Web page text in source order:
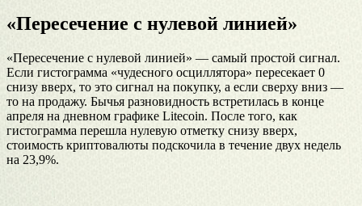
«Пересечение с нулевой линией»
«Пересечение с нулевой линией» — самый простой сигнал.
Если гистограмма «чудесного осциллятора» пересекает 0
снизу вверх, то это сигнал на покупку, а если сверху вниз —
то на продажу. Бычья разновидность встретилась в конце
апреля на дневном графике Litecoin. После того, как
гистограмма перешла нулевую отметку снизу вверх,
стоимость криптовалюты подскочила в течение двух недель
на 23,9%.